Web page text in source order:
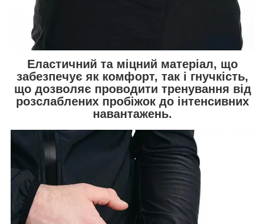
Еластичний та міцний матеріал, що
забезпечує як комфорт, так і гнучкість,
що дозволяє проводити тренування від
розслаблених пробіжок до інтенсивних
навантажень.